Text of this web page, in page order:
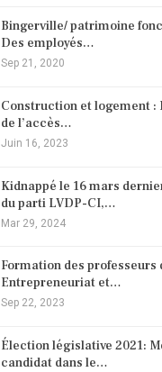
Bingerville/ patrimoine
Des employés…
Sep 21, 2020
Construction et logement :
de l’accès…
Juin 16, 2023
Kidnappé le 16 mars
du parti LVDP-CI,…
Mar 29, 2024
Formation des professeurs
Entrepreneuriat et…
Sep 22, 2023
Élection législative 2021:
candidat dans le…